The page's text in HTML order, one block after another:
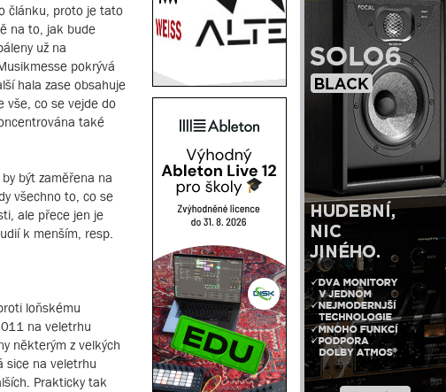
článku, proto je tato
na to, jak bude
už na
pokrývá
hala zase obsahuje
vše, co se vejde do
také
být zaměřena na
všechno to, co se
ale přece jen je
k menším, resp.
loňskému
na veletrhu
některým z velkých
sice na veletrhu
Prakticky tak